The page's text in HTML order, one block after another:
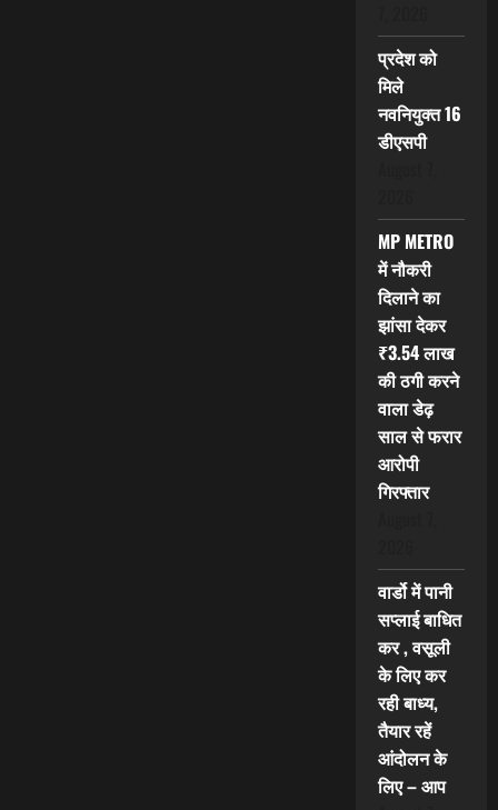
प्रदेश को
मिले
नवनियुक्त 16
डीएसपी
MP METRO
में नौकरी
दिलाने का
झांसा देकर
₹3.54 लाख
की ठगी करने
वाला डेढ़
साल से फरार
आरोपी
गिरफ्तार
वार्डो में पानी
सप्लाई बाधित
कर , वसूली
के लिए कर
रही बाध्य,
तैयार रहें
आंदोलन के
लिए – आप